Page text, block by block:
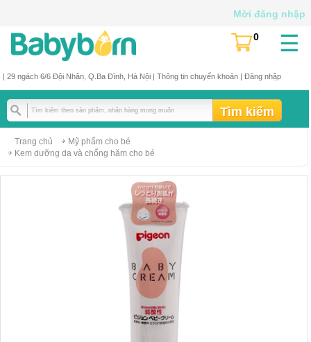
| 29 ngách 6/6 Đội Nhân, Q.Ba Đình, Hà Nội | Thông tin chuyển khoản| Đăng nhập
☰
(
0
Mời đăng nhập
Trang chủ
Mỹ phẩm cho bé
Kem dưỡng da và chống hăm cho bé